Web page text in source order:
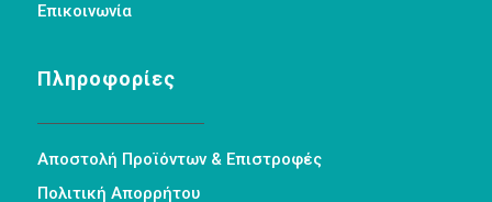
Επικοινωνία
Πληροφορίες
Αποστολή Προϊόντων & Επιστροφές
Πολιτική Απορρήτου